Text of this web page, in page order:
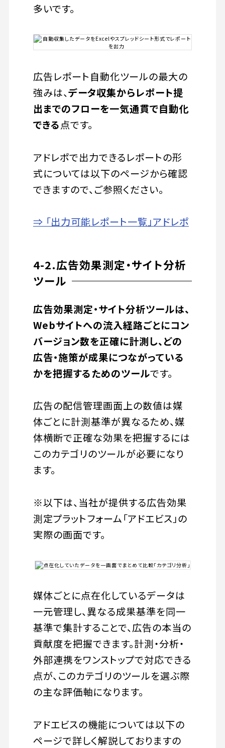
多いです。
広告レポート自動化ツールの最大の
強みは、データ収集からレポート提
出までのフローを一気通貫で自動化
できる点です。
アドレポで出力できるレポートの形
式については以下のページから確認
できますので、ご参照ください。
⇒ 「出力可能レポート一覧」アドレポ
4-2.広告効果測定・サイト分析
ツール
広告効果測定・サイト分析ツールは、
Webサイトへの流入経路ごとにコン
バージョン数を正確に計測し、どの
広告・施策が成果につながっている
かを把握するためのツールです。
広告の配信管理画面上の数値は媒
体ごとに計測基準が異なるため、媒
体横断で正確な効果を把握するには
このカテゴリのツールが必要になり
ます。
※以下は、当社が提供する広告効果
測定プラットフォーム「アドエビス」の
実際の画面です。
媒体ごとに点在化しているデータは
一元管理し、異なる成果基準を同一
基準で集計することで、広告の本当の
貢献度を把握できます。計測・分析・
外部連携をワンストップで対応できる
点が、このカテゴリのツールを選ぶ際
の主な評価軸になります。
アドエビスの機能については以下の
ページで詳しく解説しておりますの